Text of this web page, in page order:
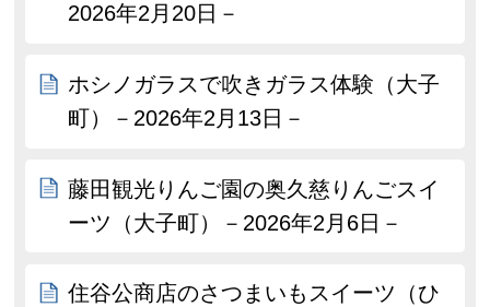
2026年2月20日－
ホシノガラスで吹きガラス体験（大子
町）－2026年2月13日－
藤田観光りんご園の奥久慈りんごスイ
ーツ（大子町）－2026年2月6日－
住谷公商店のさつまいもスイーツ（ひ